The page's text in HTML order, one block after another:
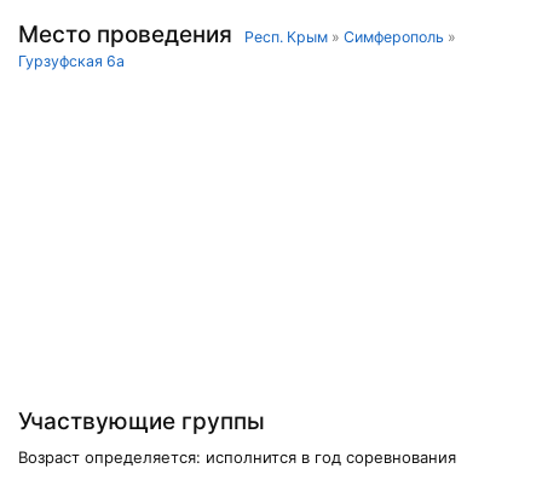
Место проведения Респ. Крым » Симферополь »
Гурзуфская 6а
Участвующие группы
Возраст определяется: исполнится в год соревнования